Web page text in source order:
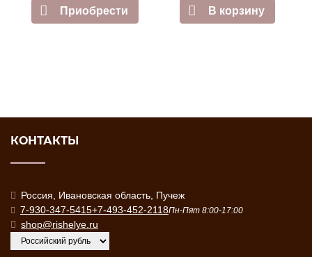
Приобрести В корзину
КОНТАКТЫ
Россия, Ивановская область, Пучеж
7-930-347-5415+7-493-452-2118Пн-Пят 8:00-17:00
shop@rishelye.ru